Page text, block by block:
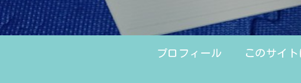
プロフィール このサイ